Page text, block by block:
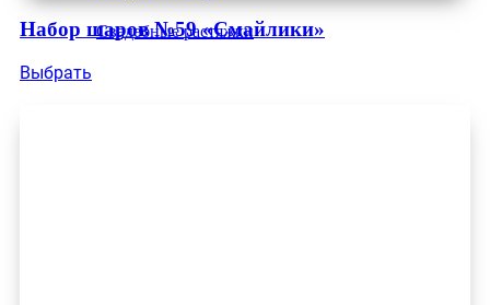
Свадебные растяжки
Набор шаров №59 «Смайлики»
Выбрать